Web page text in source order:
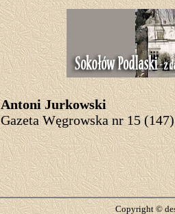
Antoni Jurkowski
Gazeta Węgrowska nr 15
Copyright ©